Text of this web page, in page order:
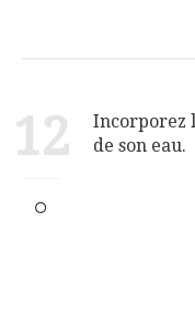
12
Incorporez
de son eau.